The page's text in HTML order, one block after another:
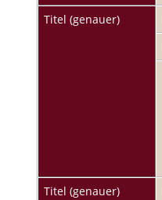
Titel (genauer)
Titel (genauer)